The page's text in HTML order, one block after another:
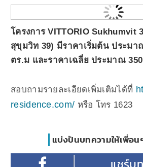
โครงการ VITTORIO Sukhumvit
สุขุมวิท 39) มีราคาเริ่มต้น ประมา
ตร.ม และราคาเฉลี่ย ประมาณ
สอบถามรายละเอียดเพิ่มเติมได้ที่
residence.com/ หรือ โทร 1623
แบ่งปันบทความให้เพื่อ